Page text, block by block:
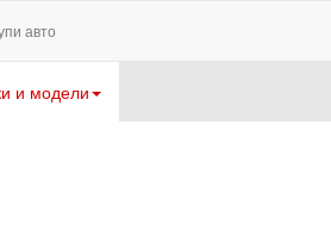
авто
и модели